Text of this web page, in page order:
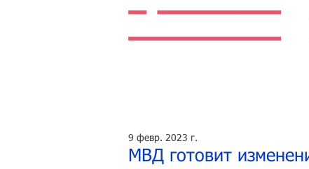
МВД готовит
9 февр. 2023 г.